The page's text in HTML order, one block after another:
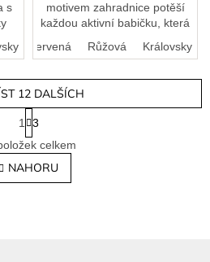
s
modrá
motivem zahradnice potěší
každou aktivní babičku, která
miluje hlínu za nehty, kytičky
všude kolem a humor k tomu.
Červená Růžová Královsky
O
v
l
á
12 DALŠÍCH
S
t
r
á
n
k
1
3
celkem
NAHORU